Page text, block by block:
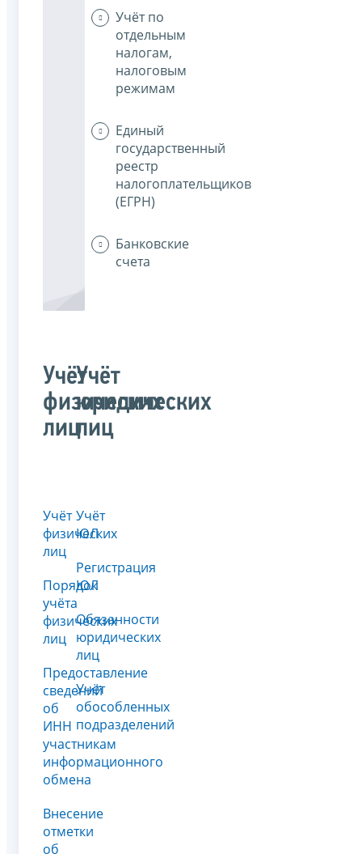
Учёт по
отдельным
налогам,
налоговым
режимам
Единый
государственный
реестр
налогоплательщиков
(ЕГРН)
Банковские
счета
Учёт
физических
лиц
Учёт
физических
лиц
Порядок
учёта
физических
лиц
Предоставление
сведений
об
ИНН
участникам
информационного
обмена
Внесение
отметки
об
Учёт
юридических
лиц
Учёт
ЮЛ
Регистрация
ЮЛ
Обязанности
юридических
лиц
Учёт
обособленных
подразделений